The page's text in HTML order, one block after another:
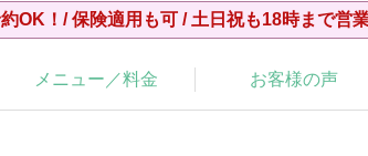
OK！/ 保険適用も可 / 土日祝も18時まで営
メニュー／料金 お客様の声